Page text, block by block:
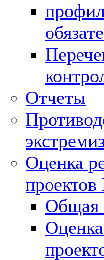
Отчеты
Оценка
Общая